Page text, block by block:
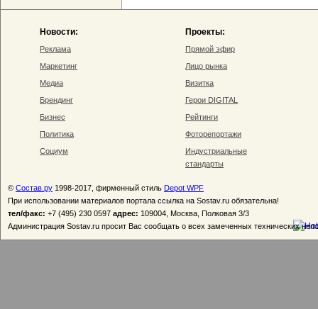
Новости:
Реклама
Маркетинг
Медиа
Брендинг
Бизнес
Политика
Социум
Проекты:
Прямой эфир
Лицо рынка
Визитка
Герои DIGITAL
Рейтинги
Фоторепортажи
Индустриальные
стандарты
© Состав.ру 1998-2017, фирменный стиль Depot WPF
При использовании материалов портала ссылка на Sostav.ru обязательна!
тел/факс: +7 (495) 230 0597 адрес: 109004, Москва, Полковая 3/3
Администрация Sostav.ru просит Вас сообщать о всех замеченных технических